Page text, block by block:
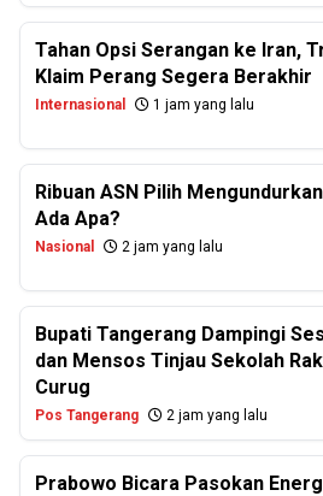
Tahan Opsi Serangan ke Iran,
Klaim Perang Segera Berakhir
Internasional 1 jam yang lalu
Ribuan ASN Pilih
Ada Apa?
Nasional 2 jam yang lalu
Bupati Tangerang Dampingi
dan Mensos Tinjau Sekolah
Curug
Pos Tangerang 2 jam yang lalu
Prabowo Bicara Pasokan